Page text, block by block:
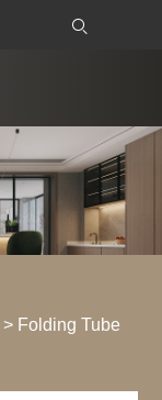
> Folding Tube